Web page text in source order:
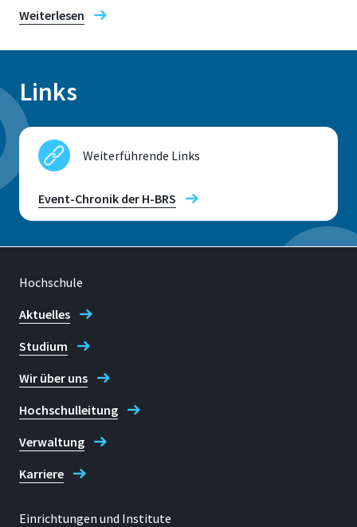
Weiterlesen
Links
Weiterführende Links
Event-Chronik der H-BRS
Hochschule
Aktuelles
Studium
Wir über uns
Hochschulleitung
Verwaltung
Karriere
Einrichtungen und Institute